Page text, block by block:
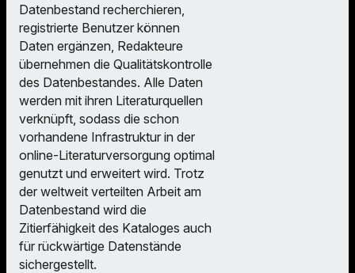
Datenbestand recherchieren,
registrierte Benutzer können
Daten ergänzen, Redakteure
übernehmen die Qualitätskontrolle
des Datenbestandes. Alle Daten
werden mit ihren Literaturquellen
verknüpft, sodass die schon
vorhandene Infrastruktur in der
online-Literaturversorgung optimal
genutzt und erweitert wird. Trotz
der weltweit verteilten Arbeit am
Datenbestand wird die
Zitierfähigkeit des Kataloges auch
für rückwärtige Datenstände
sichergestellt.